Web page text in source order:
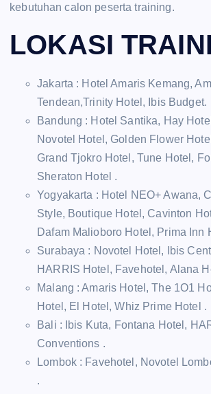
kebutuhan calon peserta training.
LOKASI
Jakarta : Hotel Amaris Kemang,
Tendean,Trinity Hotel, Ibis Budget.
Bandung : Hotel Santika, Hay
Novotel Hotel, Golden Flower
Grand Tjokro Hotel, Tune Hotel,
Sheraton Hotel .
Yogyakarta : Hotel NEO+ Awana,
Style, Boutique Hotel, Cavinton
Dafam Malioboro Hotel, Prima Inn
Surabaya : Novotel Hotel, Ibis
HARRIS Hotel, Favehotel, Alana
Malang : Amaris Hotel, The 1O1
Hotel, El Hotel, Whiz Prime Hotel .
Bali : Ibis Kuta, Fontana Hotel,
Conventions .
Lombok : Favehotel, Novotel
.